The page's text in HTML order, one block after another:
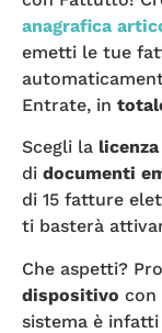
anagrafica
emetti le tue
Entrate, in
Scegli la
di documenti
di 15 fatture
ti basterà
Che aspetti?
dispositivo con
sistema è infatti